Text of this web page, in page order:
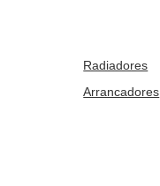
Radiadores
Arrancadores